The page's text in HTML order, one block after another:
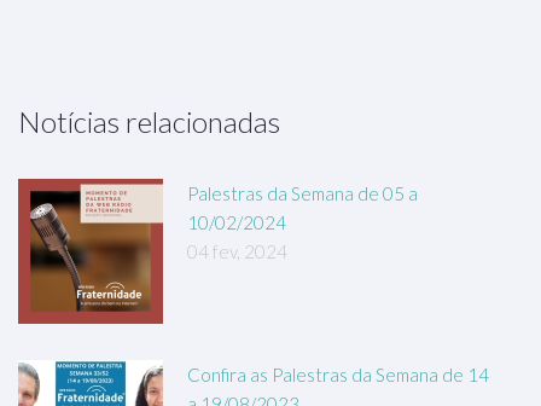
Notícias relacionadas
Palestras da Semana de 05 a
10/02/2024
04 fev, 2024
Confira as Palestras da Semana de 14